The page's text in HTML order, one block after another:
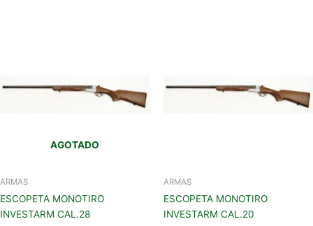
AGOTADO
ARMAS
ESCOPETA MONOTIRO
INVESTARM CAL.28
ARMAS
ESCOPETA MONOTIRO
INVESTARM CAL.20